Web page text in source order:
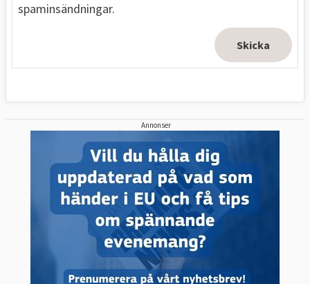
spaminsändningar.
Annonser